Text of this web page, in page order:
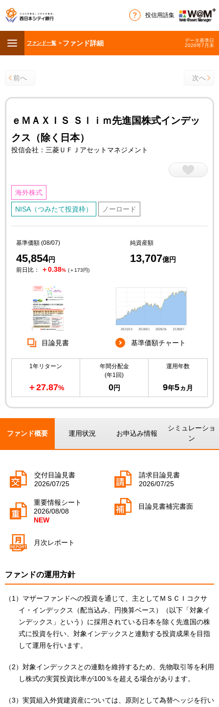
投信用語集
ファンド一覧 ＞ ファンド詳細
データ基準日
2026年7月末
前へ 次へ
ｅＭＡＸＩＳ Ｓｌｉｍ先進国株式インデッ
クス（除く日本）
投信会社：三菱ＵＦＪアセットマネジメント
海外株式
NISA（つみたて投資枠） ノーロード
基準価額 (08/07)
45,854円
純資産額
13,707億円
前日比： ＋0.38% (＋173円)
目論見書 基準価額チャート
1年リターン
＋27.87%
年間分配金
(年1回)
0円
運用年数
9年5ヵ月
ファンド概要 運用状況 お申込み情報
シミュレーショ
ン
交付目論見書
2026/07/25
請求目論見書
2026/07/25
重要情報シート
2026/08/08
目論見書補完書面
月次レポート
ファンドの運用方針
（1）マザーファンドへの投資を通じて、主としてＭＳＣＩコクサ
イ・インデックス（配当込み、円換算ベース）（以下「対象イ
ンデックス」という）に採用されている日本を除く先進国の株
式に投資を行い、対象インデックスと連動する投資成果を目指
して運用を行います。
（2）対象インデックスとの連動を維持するため、先物取引等を利用
し株式の実質投資比率が100％を超える場合があります。
（3）実質組入外貨建資産については、原則として為替ヘッジを行い